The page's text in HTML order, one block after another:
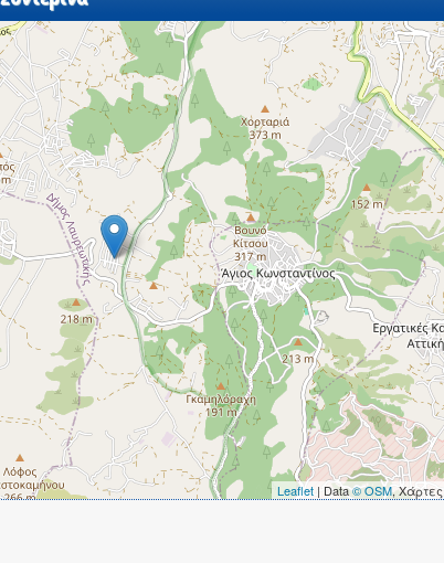
Leaflet| Data© OSM, Χάρτες